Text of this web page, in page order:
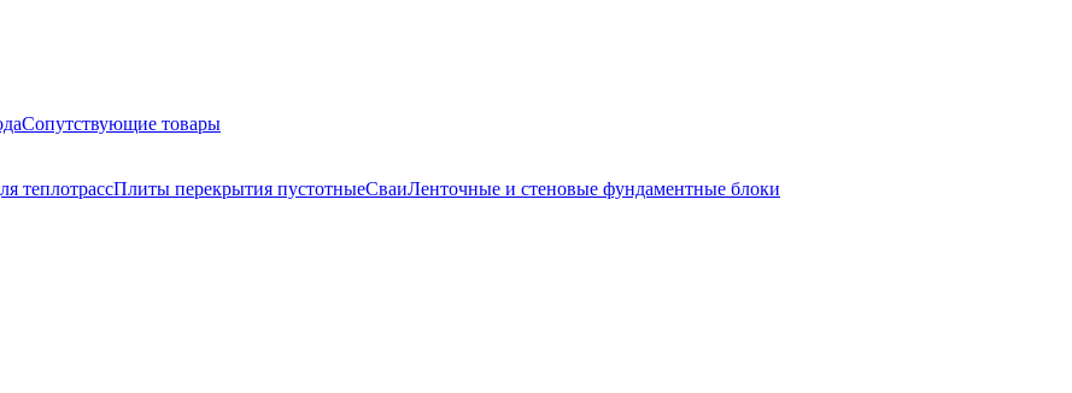
Сопутствующие товары
теплотрассПлиты перекрытия пустотныеСваиЛенточные и стеновые фундаментные блоки